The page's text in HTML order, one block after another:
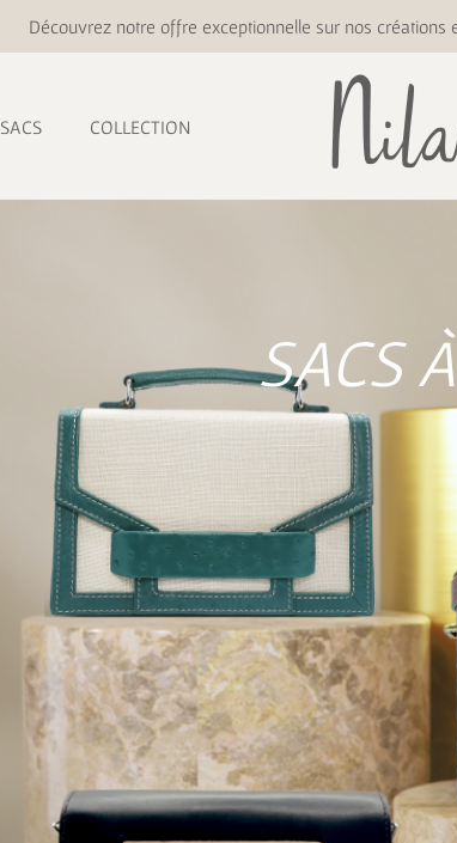
Découvrez notre offre exceptionnelle sur nos créations
SACS COLLECTION
SACS